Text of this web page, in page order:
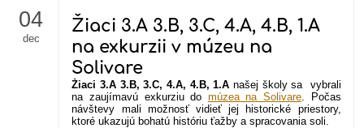
04
dec
Žiaci 3.A 3.B, 3.C, 4.A, 4.B, 1.A
na exkurzii v múzeu na
Solivare
Žiaci 3.A 3.B, 3.C, 4.A, 4.B, 1.A našej školy sa vybrali
na zaujímavú exkurziu do múzea na Solivare. Počas
návštevy mali možnosť vidieť jej historické priestory,
ktoré ukazujú bohatú históriu ťažby a spracovania soli.